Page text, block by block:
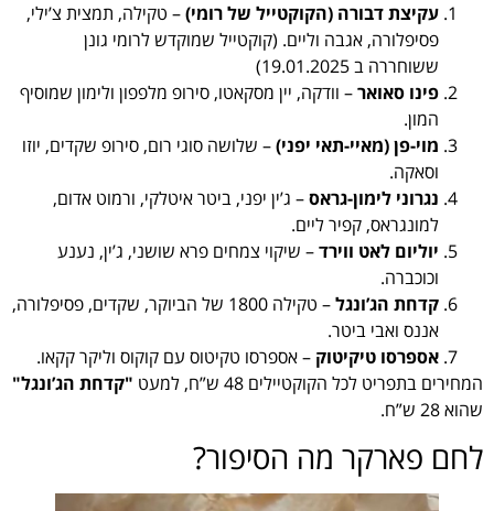
עקיצת דבורה (הקוקטייל של רומי)– טקילה, תמצית צ’ילי,
פסיפלורה, אגבה וליים. (קוקטייל שמוקדש לרומי גונן
ששוחררה ב 19.01.2025)
פינו סאואר– וודקה, יין מסקאטו, סירופ מלפפון ולימון שמוסיף
המון.
מוי-פן (מאיי-תאי יפני)– שלושה סוגי רום, סירופ שקדים, יוזו
וסאקה.
נגרוני לימון-גראס– ג’ין יפני, ביטר איטלקי, ורמוט אדום,
למונגראס, קפיר ליים.
יוליום לאט ווירד– שיקוי צמחים פרא שושני, ג’ין, נענע
וכוכברה.
קדחת הג’ונגל
– טקילה 1800 של הביוקר, שקדים, פסיפלורה,
אננס ואבי ביטר.
אספרסו טיקיטוק – אספרסו טקיטוס עם קוקוס וליקר קקאו.
המחירים בתפריט לכל הקוקטיילים 48 ש”ח, למעט
"קדחת הג’ונגל"
שהוא 28 ש”ח.
לחם פארקר מה הסיפור?